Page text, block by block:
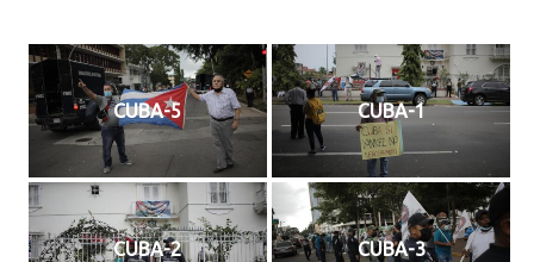
CUBA-5 CUBA-1
CUBA-2 CUBA-3